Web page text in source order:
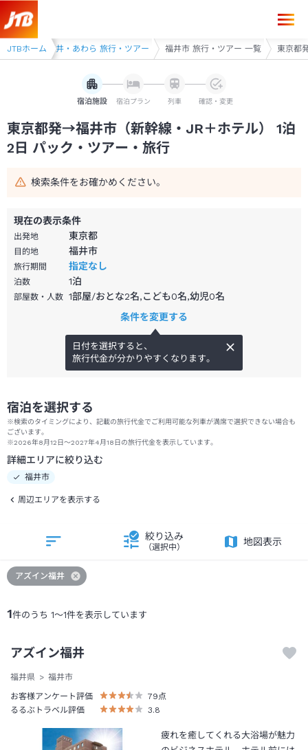
JTBホーム
ツアー 福井・あわら 旅行・ツアー 福井市 旅行・ツアー 一覧 東京都
宿泊施設 宿泊プラン 列車 確認・変更
東京都発→福井市（新幹線・JR＋ホテル） 1泊
2日 パック・ツアー・旅行
検索条件をお確かめください。
現在の表示条件
出発地 東京都
目的地 福井市
旅行期間 指定なし
泊数 1泊
部屋数・人数 1部屋/おとな2名,こども0名,幼児0名
条件を変更する
日付を選択すると、
旅行代金が分かりやすくなります。
宿泊を選択する
※検索のタイミングにより、記載の旅行代金でご利用可能な列車が満席で選択できない場合も
ございます。
※2026年8月12日～2027年4月18日の旅行代金を表示しています。
詳細エリアに絞り込む
福井市
周辺エリアを表示する
1件のうち 1～1件を表示しています
絞り込み
（選択中）
地図表示
アズイン福井
アズイン福井
福井県
福井市
お客様アンケート評価
79 点
るるぶトラベル評価
3.8
疲れを癒してくれる大浴場が魅力